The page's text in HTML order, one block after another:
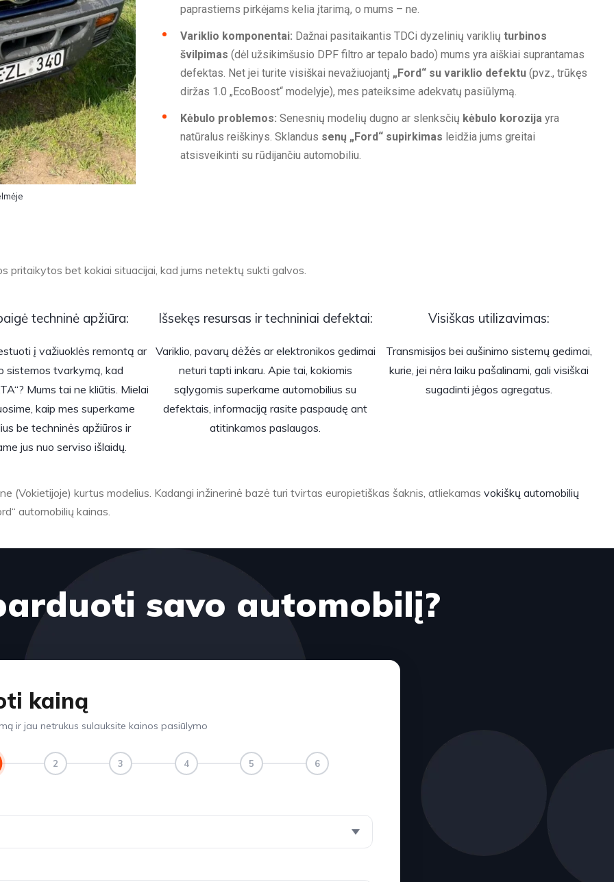
paprastiems pirkėjams kelia įtarimą, o mums – ne.
Variklio komponentai: Dažnai pasitaikantis TDCi dyzelinių variklių turbinos
švilpimas (dėl užsikimšusio DPF filtro ar tepalo bado) mums yra aiškiai suprantamas
defektas. Net jei turite visiškai nevažiuojantį „Ford“ su variklio defektu (pvz., trūkęs
diržas 1.0 „EcoBoost“ modelyje), mes pateiksime adekvatų pasiūlymą.
Kėbulo problemos: Senesnių modelių dugno ar slenksčių kėbulo korozija yra
natūralus reiškinys. Sklandus senų „Ford“ supirkimas leidžia jums greitai
atsisveikinti su rūdijančiu automobiliu.
pritaikytos bet kokiai situacijai, kad jums netektų sukti galvos.
techninė apžiūra:
į važiuoklės remontą ar
sistemos tvarkymą, kad
Mums tai ne kliūtis. Mielai
kaip mes superkame
be techninės apžiūros ir
jus nuo serviso išlaidų.
Išsekęs resursas ir techniniai defektai:
Variklio, pavarų dėžės ar elektronikos gedimai
neturi tapti inkaru. Apie tai, kokiomis
sąlygomis superkame automobilius su
defektais, informaciją rasite paspaudę ant
atitinkamos paslaugos.
Visiškas utilizavimas:
Transmisijos bei aušinimo sistemų gedimai,
kurie, jei nėra laiku pašalinami, gali visiškai
sugadinti jėgos agregatus.
(Vokietijoje) kurtus modelius. Kadangi inžinerinė bazė turi tvirtas europietiškas šaknis, atliekamas vokiškų automobilių
automobilių kainas.
savo automobilį?
kainą
ir jau netrukus sulauksite kainos pasiūlymo
2 3 4 5 6